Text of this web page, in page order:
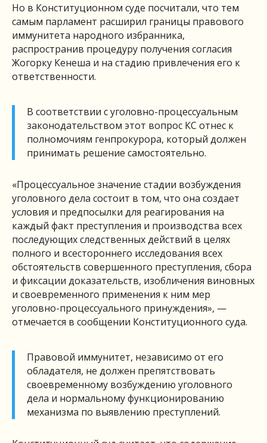
Но в Конституционном суде посчитали, что тем
самым парламент расширил границы правового
иммунитета народного избранника,
распространив процедуру получения согласия
Жогорку Кенеша и на стадию привлечения его к
ответственности.
В соответствии с уголовно-процессуальным
законодательством этот вопрос КС отнес к
полномочиям генпрокурора, который должен
принимать решение самостоятельно.
«Процессуальное значение стадии возбуждения
уголовного дела состоит в том, что она создает
условия и предпосылки для реагирования на
каждый факт преступления и производства всех
последующих следственных действий в целях
полного и всестороннего исследования всех
обстоятельств совершенного преступления, сбора
и фиксации доказательств, изобличения виновных
и своевременного применения к ним мер
уголовно-процессуального принуждения», —
отмечается в сообщении Конституционного суда.
Правовой иммунитет, независимо от его
обладателя, не должен препятствовать
своевременному возбуждению уголовного
дела и нормальному функционированию
механизма по выявлению преступлений.